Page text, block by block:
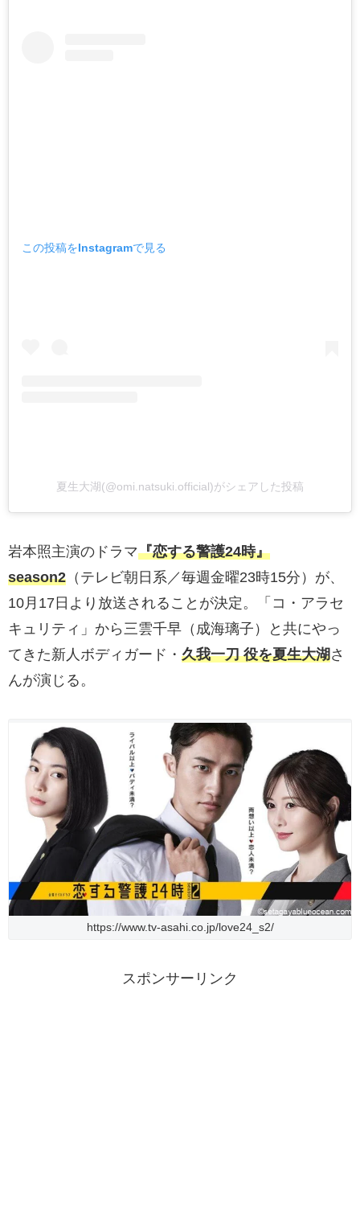
この投稿をInstagramで見る
夏生大湖(@omi.natsuki.official)がシェアした投稿
岩本照主演のドラマ『恋する警護24時』
season2 （テレビ朝日系／毎週金曜23時15分）が、
10月17日より放送されることが決定。「コ・アラセ
キュリティ」から三雲千早（成海璃子）と共にやっ
てきた新人ボディガード・ 久我一刀 役を夏生大湖さ
んが演じる。
https://www.tv-asahi.co.jp/love24_s2/
スポンサーリンク